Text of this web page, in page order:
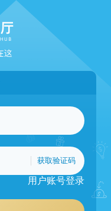
获取验证码
用户账号登录